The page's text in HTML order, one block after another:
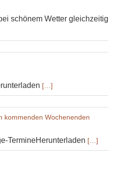
schönem Wetter gleichzeitig
[…]
kommenden Wochenenden
TermineHerunterladen […]